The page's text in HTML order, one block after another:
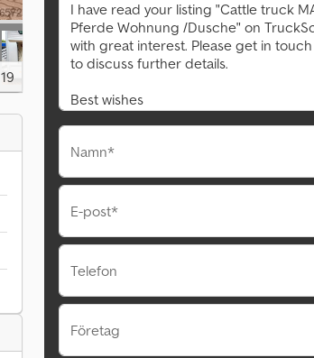
19
Namn*
E-post*
Telefon
Företag